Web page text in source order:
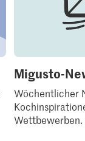
Migusto-
Wöchentlicher
Wettbewerben.